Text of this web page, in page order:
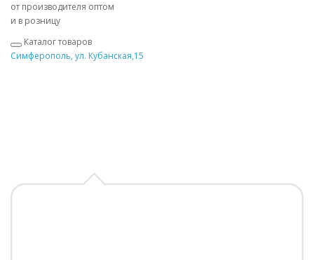
от производителя оптом
и в розницу
Каталог товаров
Симферополь, ул. Кубанская,15